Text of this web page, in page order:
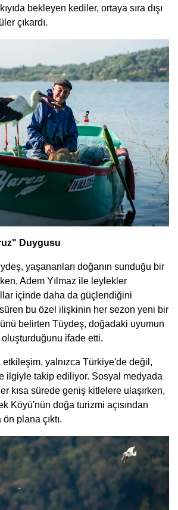
bekleyen kediler, ortaya sıra dışı
çıkardı.
Duygusu
yaşananları doğanın sunduğu bir
Adem Yılmaz ile leylekler
içinde daha da güçlendiğini
süren bu özel ilişkinin her sezon yeni bir
belirten Tüydeş, doğadaki uyumun
ifade etti.
yalnızca Türkiye'de değil,
ilgiyle takip ediliyor. Sosyal medyada
kısa sürede geniş kitlelere ulaşırken,
Köyü'nün doğa turizmi açısından
plana çıktı.